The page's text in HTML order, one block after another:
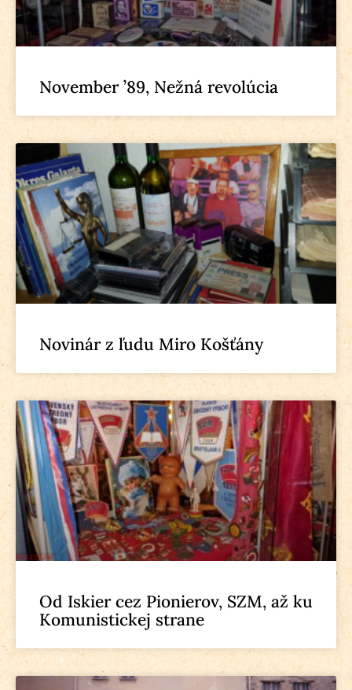
November ’89, Nežná revolúcia
Novinár z ľudu Miro Košťány
Od Iskier cez Pionierov, SZM, až ku
Komunistickej strane